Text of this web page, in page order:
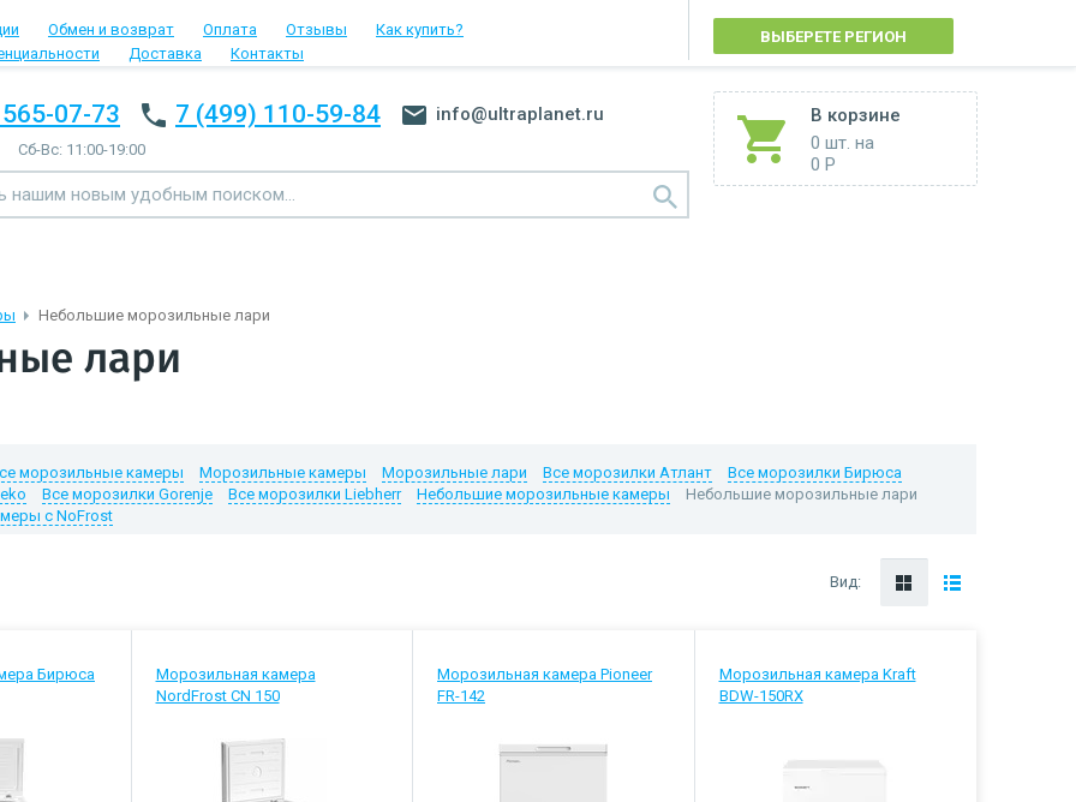
Обмен и возврат Оплата Отзывы
Как купить?
Доставка Контакты
ВЫБЕРЕТЕ РЕГИОН
В корзине
0 шт. на
0 Р
07-73 7 (499) 110-59-84 info@ultraplanet.ru
Сб-Вс: 11:00-19:00
Небольшие морозильные лари
лари
морозильные камеры Морозильные камеры Морозильные лари Все морозилки Атлант
Все морозилки Бирюса
Все морозилки Gorenje Все морозилки Liebherr Небольшие морозильные камеры
Небольшие морозильные лари
с NoFrost
Вид:
Бирюса
Морозильная камера
NordFrost CN 150
Морозильная камера Pioneer
FR-142
Морозильная камера Kraft
BDW-150RX